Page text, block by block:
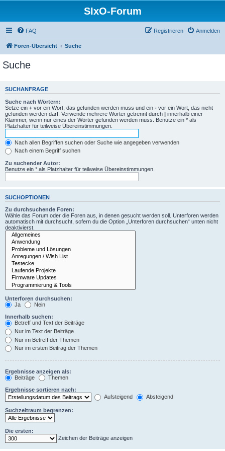
SIxO-Forum
FAQ Anmelden
Registrieren
Foren-Übersicht Suche
Suche
SUCHANFRAGE
Suche nach Wörtern:
Setze ein + vor ein Wort, das gefunden werden muss und ein - vor ein Wort, das nicht
gefunden werden darf. Verwende mehrere Wörter getrennt durch | innerhalb einer
Klammer, wenn nur eines der Wörter gefunden werden muss. Benutze ein * als
Platzhalter für teilweise Übereinstimmungen.
Nach allen Begriffen suchen oder Suche wie angegeben verwenden
Nach einem Begriff suchen
Zu suchender Autor:
Benutze ein * als Platzhalter für teilweise Übereinstimmungen.
SUCHOPTIONEN
Zu durchsuchende Foren:
Wähle das Forum oder die Foren aus, in denen gesucht werden soll. Unterforen werden
automatisch mit durchsucht, sofern du die Option „Unterforen durchsuchen“ unten nicht
deaktivierst.
Unterforen durchsuchen:
Ja
Nein
Innerhalb suchen:
Betreff und Text der Beiträge
Nur im Text der Beiträge
Nur im Betreff der Themen
Nur im ersten Beitrag der Themen
Ergebnisse anzeigen als:
Beiträge
Themen
Ergebnisse sortieren nach:
Aufsteigend
Absteigend
Suchzeitraum begrenzen:
Die ersten:
Zeichen der Beiträge anzeigen